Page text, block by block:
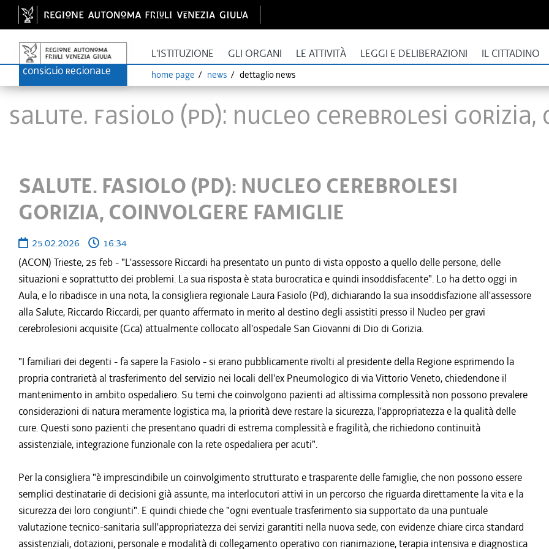
L'ISTITUZIONE GLI ORGANI LE ATTIVITÀ LEGGI E DELIBERAZIONI IL CITTADINO
home page news dettaglio news
SALUTE. FASIOLO (PD): NUCLEO CEREBROLESI
SALUTE. FASIOLO (PD): NUCLEO CEREBROLESI
GORIZIA, COINVOLGERE FAMIGLIE
25.02.2026
16:34
(ACON) Trieste, 25 feb - "L'assessore Riccardi ha presentato un punto di vista opposto a quello delle persone, delle
situazioni e soprattutto dei problemi. La sua risposta è stata burocratica e quindi insoddisfacente". Lo ha detto oggi in
Aula, e lo ribadisce in una nota, la consigliera regionale Laura Fasiolo (Pd), dichiarando la sua insoddisfazione all'assessore
alla Salute, Riccardo Riccardi, per quanto affermato in merito al destino degli assistiti presso il Nucleo per gravi
cerebrolesioni acquisite (Gca) attualmente collocato all'ospedale San Giovanni di Dio di Gorizia.
"I familiari dei degenti - fa sapere la Fasiolo - si erano pubblicamente rivolti al presidente della Regione esprimendo la
propria contrarietà al trasferimento del servizio nei locali dell'ex Pneumologico di via Vittorio Veneto, chiedendone il
mantenimento in ambito ospedaliero. Su temi che coinvolgono pazienti ad altissima complessità non possono prevalere
considerazioni di natura meramente logistica ma, la priorità deve restare la sicurezza, l'appropriatezza e la qualità delle
cure. Questi sono pazienti che presentano quadri di estrema complessità e fragilità, che richiedono continuità
assistenziale, integrazione funzionale con la rete ospedaliera per acuti".
Per la consigliera "è imprescindibile un coinvolgimento strutturato e trasparente delle famiglie, che non possono essere
semplici destinatarie di decisioni già assunte, ma interlocutori attivi in un percorso che riguarda direttamente la vita e la
sicurezza dei loro congiunti". E quindi chiede che "ogni eventuale trasferimento sia supportato da una puntuale
valutazione tecnico-sanitaria sull'appropriatezza dei servizi garantiti nella nuova sede, con evidenze chiare circa standard
assistenziali, dotazioni, personale e modalità di collegamento operativo con rianimazione, terapia intensiva e diagnostica